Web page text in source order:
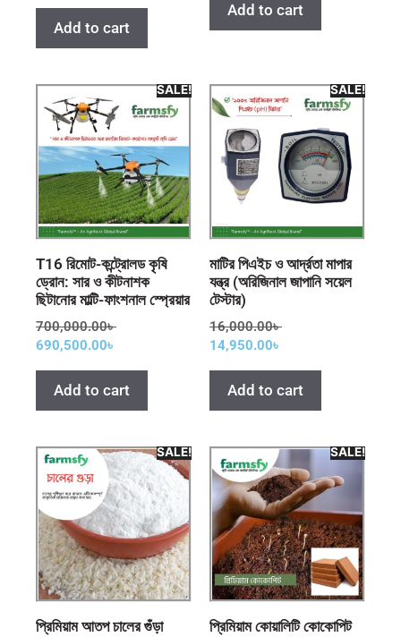
Add to cart
Add to cart
SALE!
T16 রিমোট-কন্ট্রোলড কৃষি
ড্রোন: সার ও কীটনাশক
ছিটানোর মাল্টি-ফাংশনাল স্প্রেয়ার
700,000.00৳
690,500.00৳
Add to cart
SALE!
মাটির পিএইচ ও আর্দ্রতা মাপার
যন্ত্র (অরিজিনাল জাপানি সয়েল
টেস্টার)
16,000.00৳
14,950.00৳
Add to cart
SALE!
প্রিমিয়াম আতপ চালের গুঁড়া
SALE!
প্রিমিয়াম কোয়ালিটি কোকোপিট